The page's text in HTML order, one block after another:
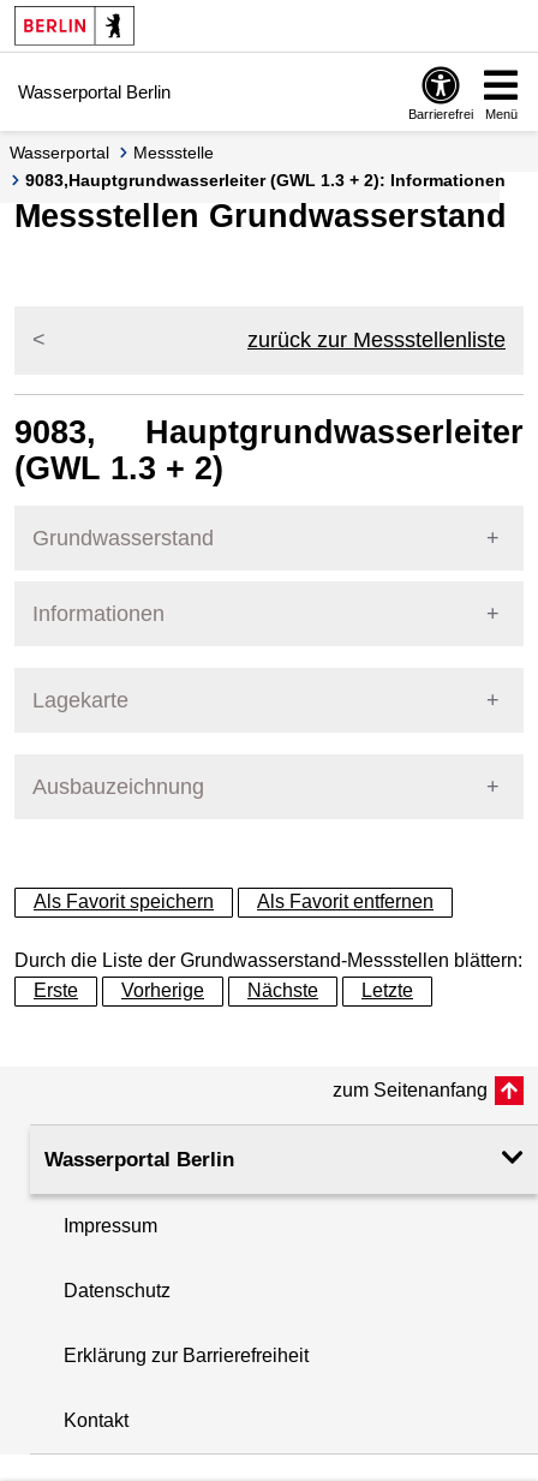
Springe zur Navigation
Springe zum Inhalt
Wasserportal Berlin
Barrierefrei Menü
Wasserportal
Messstelle
9083,Hauptgrundwasserleiter (GWL 1.3 + 2): Informationen
Messstellen Grundwasserstand
zurück zur Messstellenliste
9083, Hauptgrundwasserleiter
(GWL 1.3 + 2)
Grundwasserstand
Dynamische Grafik
Informationen
Nummer
Ausprägung GW-Stand
Grundwasserleiter Hauptgrundwasserleiter
Rohroberkante
(m ü. NHN)
51.09
Filteroberkante
(m u. GOK)
Lagekarte
+
+
−
Ausbauzeichnung
Als Favorit speichern Als Favorit entfernen
Durch die Liste der Grundwasserstand-Messstellen blättern:
Erste
Vorherige Nächste Letzte
zum Seitenanfang
Wasserportal Berlin
Impressum
Datenschutz
Erklärung zur Barrierefreiheit
Kontakt